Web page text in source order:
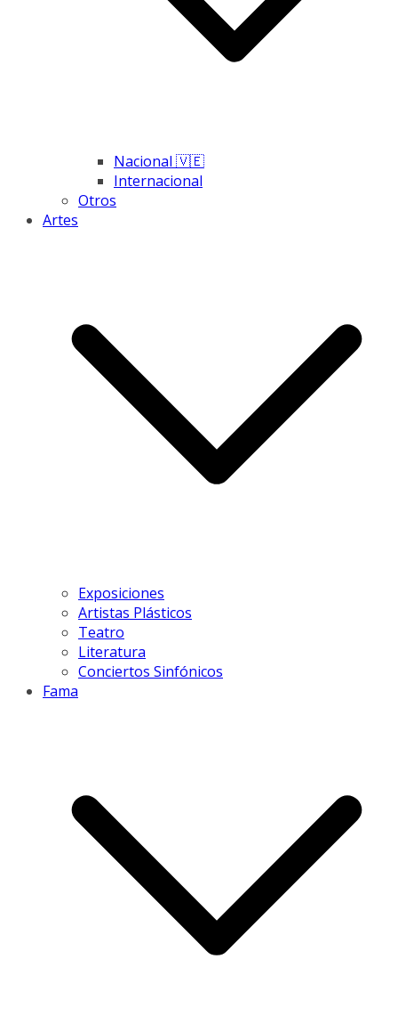
Nacional 🇻🇪
Internacional
Otros
Artes
Exposiciones
Artistas Plásticos
Teatro
Literatura
Conciertos Sinfónicos
Fama